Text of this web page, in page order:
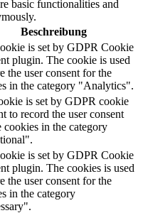
basic functionalities and
Beschreibung
is set by GDPR Cookie
plugin. The cookie is used
the user consent for the
in the category "Analytics".
is set by GDPR cookie
to record the user consent
cookies in the category
is set by GDPR Cookie
plugin. The cookies is used
the user consent for the
in the category